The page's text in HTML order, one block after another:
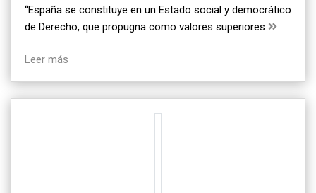
“España se constituye en un Estado social y democrático
de Derecho, que propugna como valores superiores
Leer más